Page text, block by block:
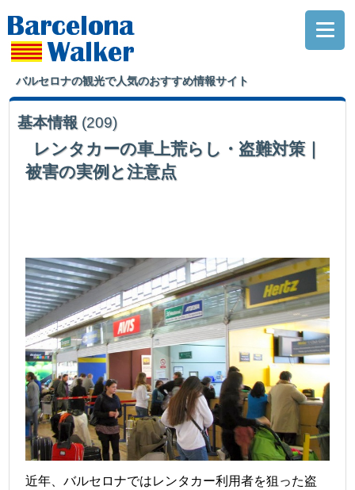
バルセロナの観光で人気のおすすめ情報サイト
基本情報 (209)
レンタカーの車上荒らし・盗難対策｜
被害の実例と注意点
近年、バルセロナではレンタカー利用者を狙った盗